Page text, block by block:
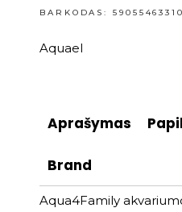
BARKODAS:
Aquael
Aprašymas
Brand
Aqua4Family